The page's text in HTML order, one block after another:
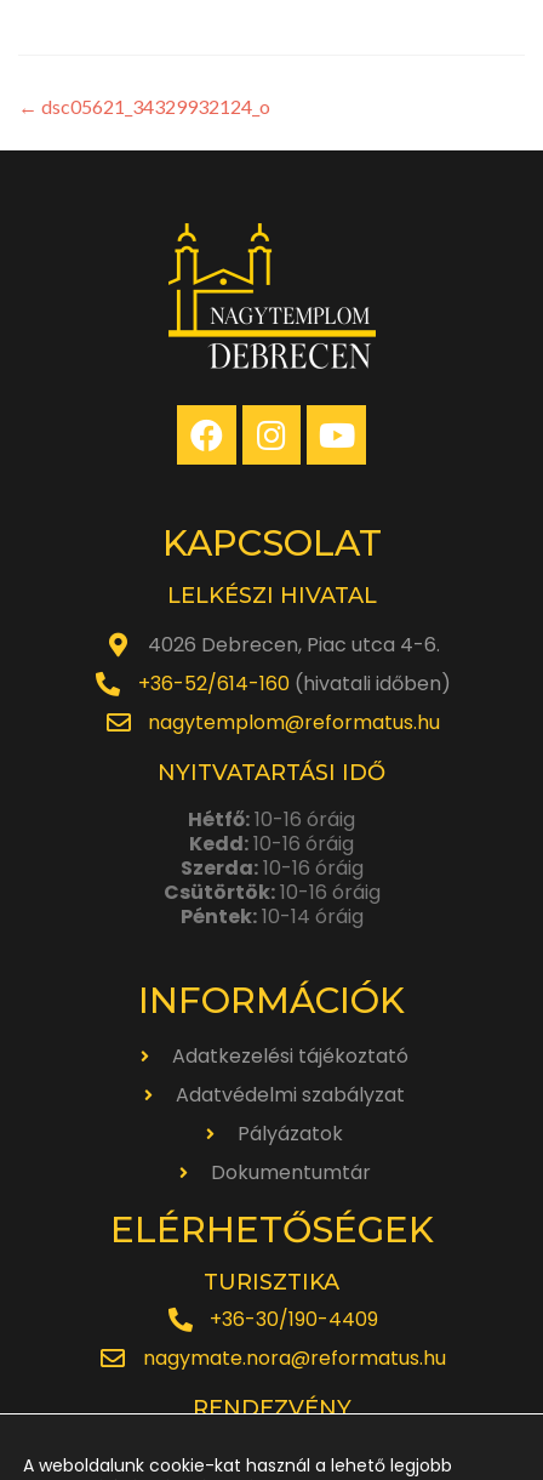
← dsc05621_34329932124_o
KAPCSOLAT
LELKÉSZI HIVATAL
4026 Debrecen, Piac utca 4-6.
+36-52/614-160(hivatali időben)
nagytemplom@reformatus.hu
NYITVATARTÁSI IDŐ
Hétfő:10-16 óráig
Kedd:10-16 óráig
Szerda:10-16 óráig
Csütörtök:10-16 óráig
Péntek:10-14 óráig
INFORMÁCIÓK
Adatkezelési tájékoztató
Adatvédelmi szabályzat
Pályázatok
Dokumentumtár
ELÉRHETŐSÉGEK
TURISZTIKA
+36-30/190-4409
nagymate.nora@reformatus.hu
RENDEZVÉNY
A weboldalunk cookie-kat használ a lehető legjobb